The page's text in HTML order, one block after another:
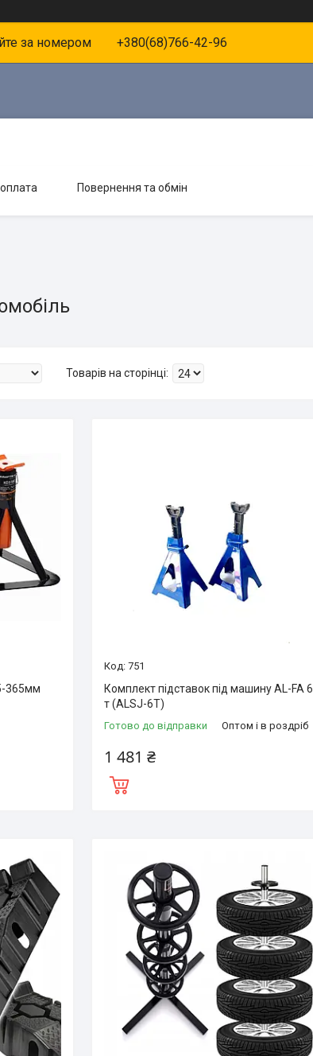
за номером +380(68)766-42-96
Повернення та обмін
365мм
751
Комплект підставок під машину AL-FA 6
т (ALSJ-6T)
Готово до відправки Оптом і в роздріб
1 481 ₴